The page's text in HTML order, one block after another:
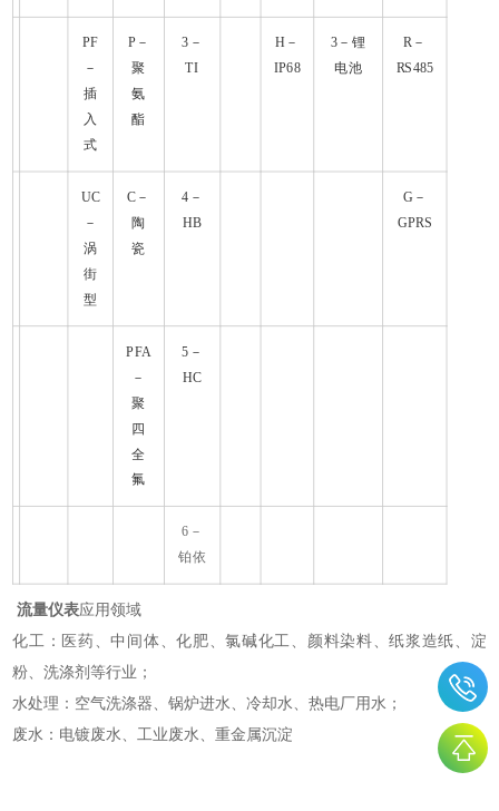
PF
－
插
入
式
P－
聚
氨
酯
3－
TI
H－
IP68
3－锂
电池
R－
RS485
UC
－
涡
街
型
C－
陶
瓷
4－
HB
G－
GPRS
PFA
－
聚
四
全
氟
5－
HC
6－
铂依
流量仪表应用领域
化工：医药、中间体、化肥、氯碱化工、颜料染料、纸浆造纸、 淀
粉、洗涤剂等行业；
水处理：空气洗涤器、锅炉进水、冷却水、热电厂用水；
废水：电镀废水、工业废水、重金属沉淀